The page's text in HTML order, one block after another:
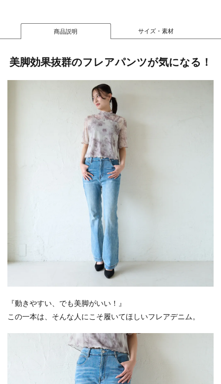
商品説明 サイズ・素材
美脚効果抜群のフレアパンツが気になる！
『動きやすい、でも美脚がいい！』
この一本は、そんな人にこそ履いてほしいフレアデニム。